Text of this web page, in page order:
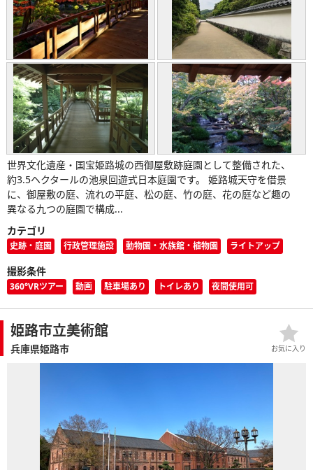
世界文化遺産・国宝姫路城の西御屋敷跡庭園として整備された、
約3.5ヘクタールの池泉回遊式日本庭園です。 姫路城天守を借景
に、御屋敷の庭、流れの平庭、松の庭、竹の庭、花の庭など趣の
異なる九つの庭園で構成...
カテゴリ
史跡・庭園 行政管理施設 動物園・水族館・植物園 ライトアップ
撮影条件
360°VRツアー 動画 駐車場あり トイレあり 夜間使用可
姫路市立美術館
兵庫県姫路市 お気に入り